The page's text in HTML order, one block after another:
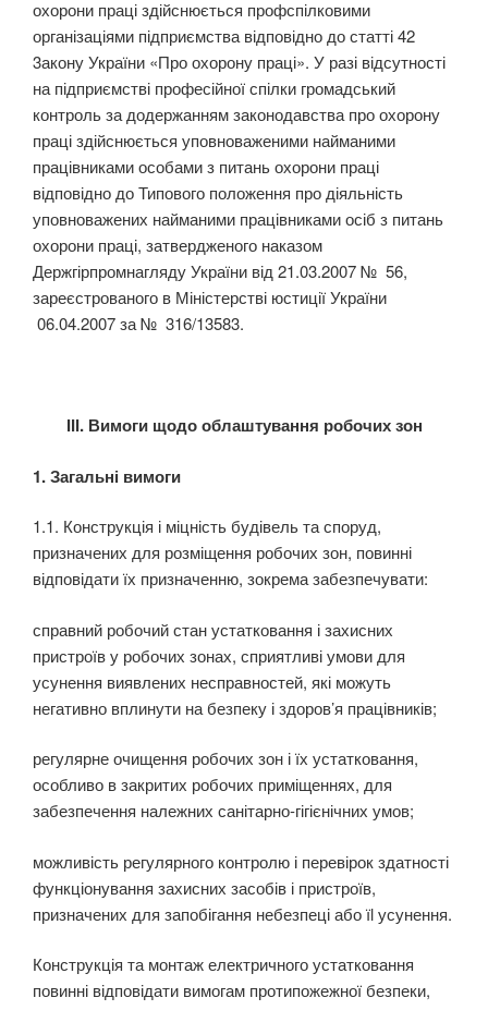
охорони праці здійснюється профспілковими
організаціями підприємства відповідно до статті 42
3акону України «Про охорону праці». У разі від­сутності
на підприємстві професійної спілки громадський
контроль за додержанням законодавства про охорону
праці здійснюється уповноваженими найманими
працівниками особами з питань охо­рони праці
відповідно до Типового положення про діяльність
уповноважених найманими працівни­ками осіб з питань
охорони праці, затвердженого наказом
Держгірпромнагляду України від 21.03.2007 № 56,
зареєстрованого в Міністерстві юстиції України
06.04.2007 за № 316/13583.
ІІІ. Вимоги щодо облаштування робочих зон
1. Загальні вимоги
1.1. Конструкція і міцність будівель та споруд,
призначених для розміщення робочих зон, по­винні
відповідати їх призначенню, зокрема забезпечувати:
справний робочий стан устатковання і захисних
пристроїв у робочих зонах, сприятливі умови для
усунення виявлених несправностей, які можуть
негативно вплинути на безпеку і здоров’я працівників;
регулярне очищення робочих зон і їх устатковання,
особливо в закритих робочих приміщен­нях, для
забезпечення належних санітарно-гігієнічних умов;
можливість регулярного контролю і перевірок здатності
функціонування захисних засобів і пристроїв,
призначених для запобігання небезпеці або їl усунення.
Конструкція та монтаж електричного устатковання
повинні відповідати вимогам протипожеж­ної безпеки,